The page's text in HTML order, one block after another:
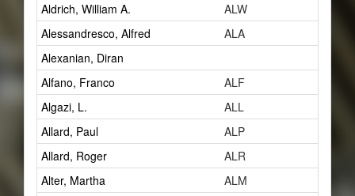
Aldrich, William A.
ALW
Alessandresco, Alfred
ALA
Alexanian, Diran
Alfano, Franco
ALF
Algazi, L.
ALL
Allard, Paul
ALP
Allard, Roger
ALR
Alter, Martha
ALM